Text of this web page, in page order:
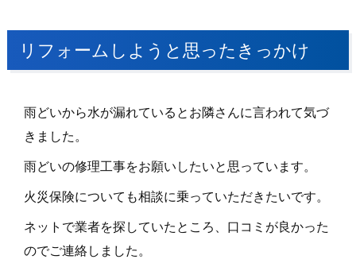
リフォームしようと思ったきっかけ
雨どいから水が漏れているとお隣さんに言われて気づ
きました。
雨どいの修理工事をお願いしたいと思っています。
火災保険についても相談に乗っていただきたいです。
ネットで業者を探していたところ、口コミが良かった
のでご連絡しました。